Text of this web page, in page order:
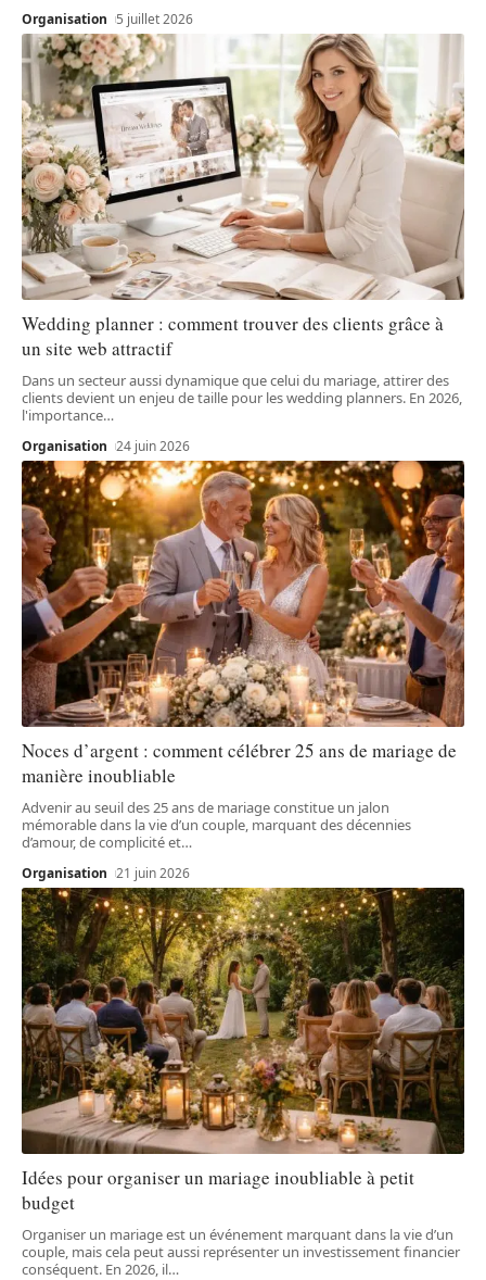
Organisation 5 juillet 2026
Wedding planner : comment trouver des clients grâce à
un site web attractif
Dans un secteur aussi dynamique que celui du mariage, attirer des
clients devient un enjeu de taille pour les wedding planners. En 2026,
l'importance…
Organisation 24 juin 2026
Noces d’argent : comment célébrer 25 ans de mariage de
manière inoubliable
Advenir au seuil des 25 ans de mariage constitue un jalon
mémorable dans la vie d’un couple, marquant des décennies
d’amour, de complicité et…
Organisation 21 juin 2026
Idées pour organiser un mariage inoubliable à petit
budget
Organiser un mariage est un événement marquant dans la vie d’un
couple, mais cela peut aussi représenter un investissement financier
conséquent. En 2026, il…